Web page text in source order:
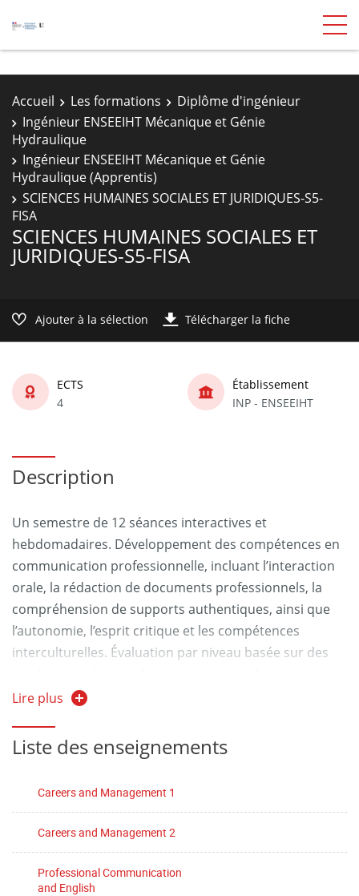
Accueil Les formations
Diplôme d'ingénieur
Ingénieur ENSEEIHT Mécanique et Génie
Hydraulique
Ingénieur ENSEEIHT Mécanique et Génie
Hydraulique (Apprentis)
SCIENCES HUMAINES SOCIALES ET JURIDIQUES-S5-
FISA
SCIENCES HUMAINES SOCIALES ET
JURIDIQUES-S5-FISA
Ajouter à la sélection Télécharger la fiche
ECTS
4
Établissement
INP - ENSEEIHT
Description
Un semestre de 12 séances interactives et
hebdomadaires. Développement des compétences en
communication professionnelle, incluant l’interaction
orale, la rédaction de documents professionnels, la
compréhension de supports authentiques, ainsi que
l’autonomie, l’esprit critique et les compétences
interculturelles. Évaluation par niveau basée sur des
individuelles ou en groupe, et une évaluation continue
Lire plus
Liste des enseignements
Careers and Management 1
Careers and Management 2
Professional Communication
and English